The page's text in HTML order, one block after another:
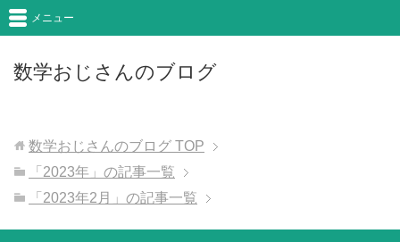
数学おじさんのブログ
メニュー
数学おじさんのブログ TOP
「2023年」の記事一覧
「2023年2月」の記事一覧